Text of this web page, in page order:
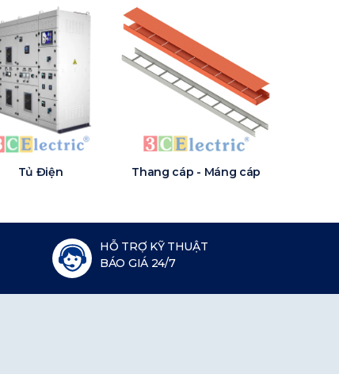
Tủ Điện Thang cáp - Máng cáp
HỖ TRỢ KỸ THUẬT
BÁO GIÁ 24/7